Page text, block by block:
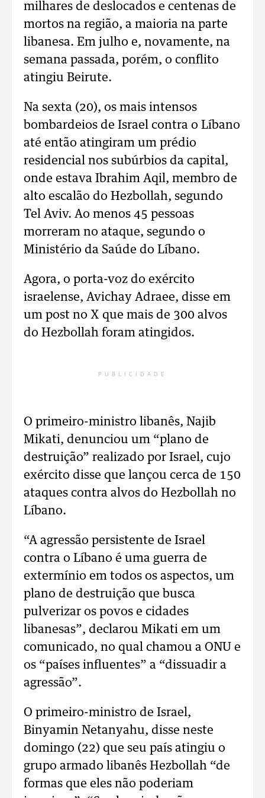
milhares de deslocados e centenas de
mortos na região, a maioria na parte
libanesa. Em julho e, novamente, na
semana passada, porém, o conflito
atingiu Beirute.
Na sexta (20), os mais intensos
bombardeios de Israel contra o Líbano
até então atingiram um prédio
residencial nos subúrbios da capital,
onde estava Ibrahim Aqil, membro de
alto escalão do Hezbollah, segundo
Tel Aviv. Ao menos 45 pessoas
morreram no ataque, segundo o
Ministério da Saúde do Líbano.
Agora, o porta-voz do exército
israelense, Avichay Adraee, disse em
um post no X que mais de 300 alvos
do Hezbollah foram atingidos.
PUBLICIDADE
O primeiro-ministro libanês, Najib
Mikati, denunciou um “plano de
destruição” realizado por Israel, cujo
exército disse que lançou cerca de 150
ataques contra alvos do Hezbollah no
Líbano.
“A agressão persistente de Israel
contra o Líbano é uma guerra de
extermínio em todos os aspectos, um
plano de destruição que busca
pulverizar os povos e cidades
libanesas”, declarou Mikati em um
comunicado, no qual chamou a ONU e
os “países influentes” a “dissuadir a
agressão”.
O primeiro-ministro de Israel,
Binyamin Netanyahu, disse neste
domingo (22) que seu país atingiu o
grupo armado libanês Hezbollah “de
formas que eles não poderiam